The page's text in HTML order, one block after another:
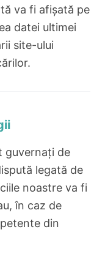
va fi afișată pe
datei ultimei
site-ului
guvernați de
legată de
noastre va fi
în caz de
din